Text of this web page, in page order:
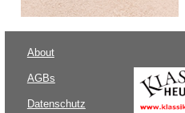
About
AGBs
Datenschutz